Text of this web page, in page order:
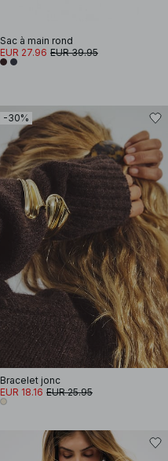
Sac à main rond
EUR 27.96 EUR 39.95
-30%
Bracelet jonc
EUR 18.16 EUR 25.95